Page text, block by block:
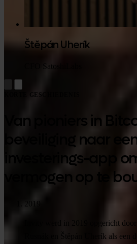
Štěpán Uherík
CFO SatoshiLabs
KORTE GESCHIEDENIS
Van pioniers in
beveiliging naar
investerings-app
vermogen op te
2019
Invity werd in 2019 opgericht
Rusnák en Štěpán Uherík als een